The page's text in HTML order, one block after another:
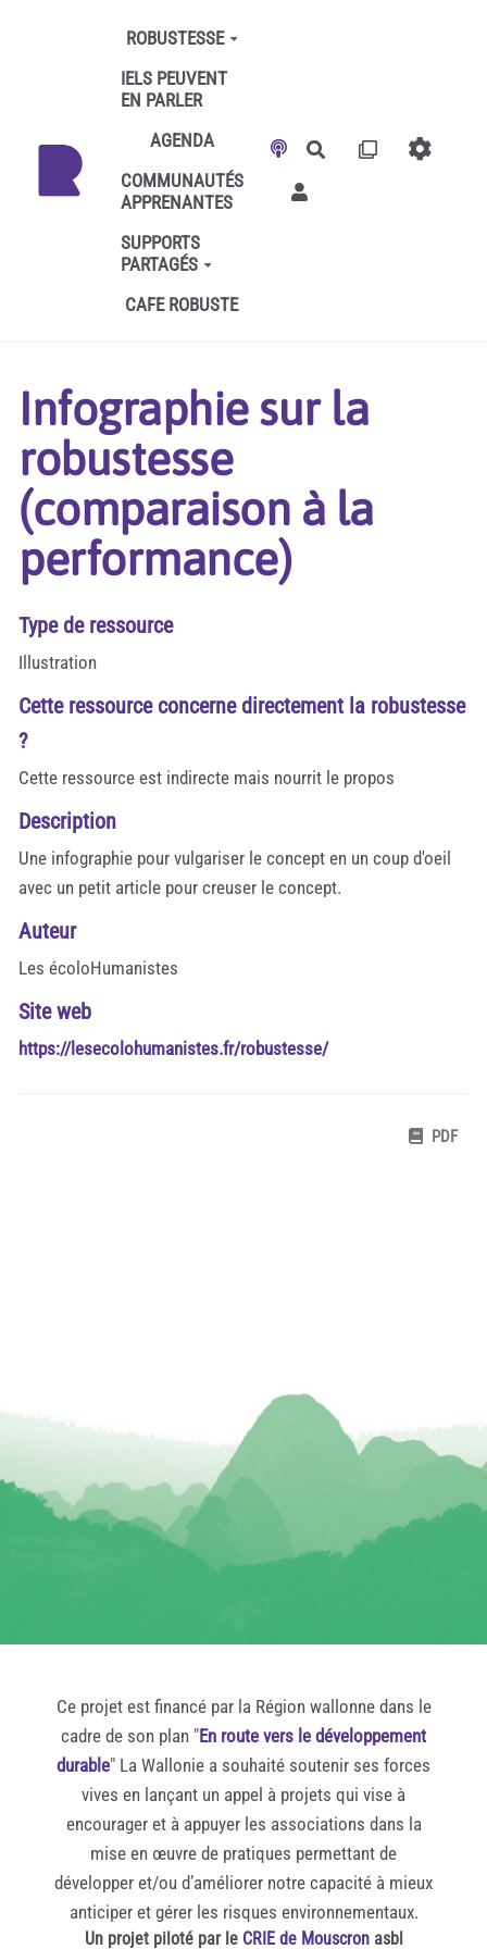
Aller au contenu principal
ROBUSTESSE
IELS PEUVENT
EN PARLER
AGENDA
COMMUNAUTÉS
APPRENANTES
SUPPORTS
PARTAGÉS
CAFE ROBUSTE
Rechercher
Infographie sur la
robustesse
(comparaison à la
performance)
Type de ressource
Illustration
Cette ressource concerne directement la robustesse
?
Cette ressource est indirecte mais nourrit le propos
Description
Une infographie pour vulgariser le concept en un coup d'oeil
avec un petit article pour creuser le concept.
Auteur
Les écoloHumanistes
Site web
https://lesecolohumanistes.fr/robustesse/
PDF
Ce projet est financé par la Région wallonne dans le
cadre de son plan "En route vers le développement
durable" La Wallonie a souhaité soutenir ses forces
vives en lançant un appel à projets qui vise à
encourager et à appuyer les associations dans la
mise en œuvre de pratiques permettant de
développer et/ou d’améliorer notre capacité à mieux
anticiper et gérer les risques environnementaux.
Un projet piloté par le CRIE de Mouscronasbl